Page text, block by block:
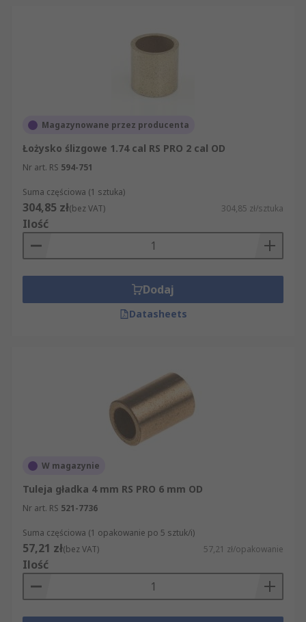
Magazynowane przez producenta
Łożysko ślizgowe 1.74 cal RS PRO 2 cal OD
Nr art. RS 594-751
Suma częściowa (1 sztuka)
304,85 zł(bez VAT) 304,85 zł/sztuka
Ilość
Dodaj
Datasheets
W magazynie
Tuleja gładka 4 mm RS PRO 6 mm OD
Nr art. RS 521-7736
Suma częściowa (1 opakowanie po 5 sztuk/i)
57,21 zł(bez VAT) 57,21 zł/opakowanie
Ilość